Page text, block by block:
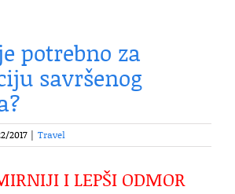
potrebno za
savršenog
2017 Travel
I LEPŠI ODMOR